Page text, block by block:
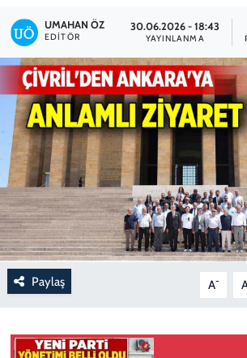
UMAHAN ÖZ
EDITÖR
30.06.2026 - 18:43
YAYINLANMA
Paylaş A-